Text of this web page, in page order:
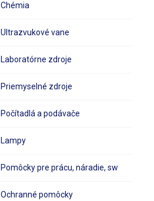
Chémia
Ultrazvukové vane
Laboratórne zdroje
Priemyselné zdroje
Počítadlá a podávače
Lampy
Pomôcky pre prácu, náradie, sw
Ochranné pomôcky